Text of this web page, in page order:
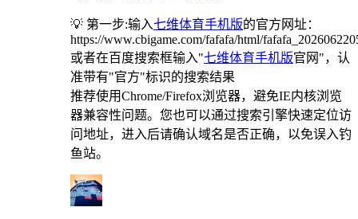
💡 第一步:输入七维体育手机版的官方网址：
https://www.cbigame.com/fafafa/html/
或者在百度搜索框输入"七维体育手机版官网"，认
准带有"官方"标识的搜索结果
推荐使用Chrome/Firefox浏览器，避免IE内核浏览
器兼容性问题。您也可以通过搜索引擎快速定位访
问地址，进入后请确认域名是否正确，以免误入钓
鱼站。